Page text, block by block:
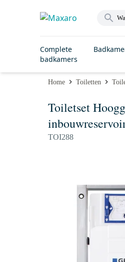
Complete
badkamers
Home Toiletten
Toiletset
TOI288